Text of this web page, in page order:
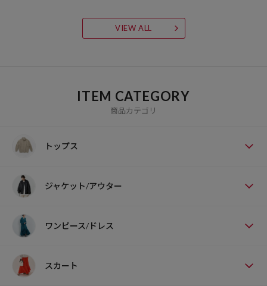
VIEW ALL
ITEM CATEGORY
商品カテゴリ
トップス
ジャケット/アウター
ワンピース/ドレス
スカート